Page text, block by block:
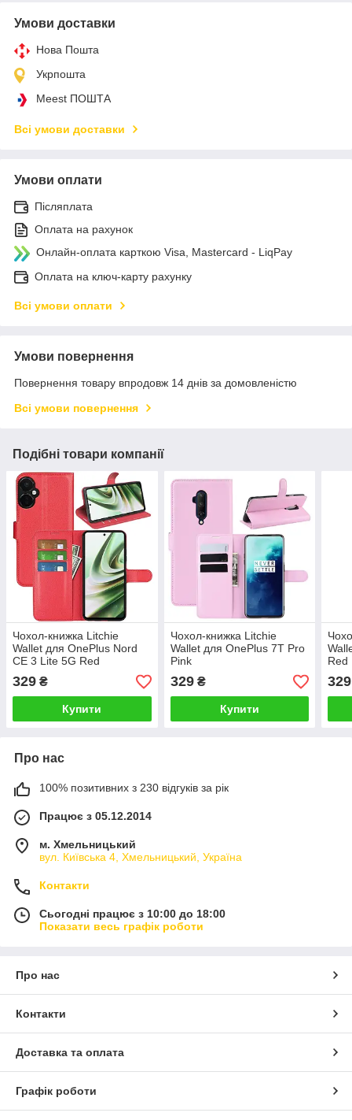
Умови доставки
Нова Пошта
Укрпошта
Meest ПОШТА
Всі умови доставки
Умови оплати
Післяплата
Оплата на рахунок
Онлайн-оплата карткою Visa, Mastercard - LiqPay
Оплата на ключ-карту рахунку
Всі умови оплати
Умови повернення
Повернення товару впродовж 14 днів за домовленістю
Всі умови повернення
Подібні товари компанії
Чохол-книжка Litchie
Wallet для OnePlus Nord
CE 3 Lite 5G Red
329 ₴
Купити
Чохол-книжка Litchie
Wallet для OnePlus 7T Pro
Pink
329₴
Купити
Red
329
Про нас
100% позитивних з 230 відгуків за рік
Працює з 05.12.2014
м. Хмельницький
вул. Київська 4, Хмельницький, Україна
Контакти
Сьогодні працює з 10:00 до 18:00
Показати весь графік роботи
Про нас
Контакти
Доставка та оплата
Графік роботи